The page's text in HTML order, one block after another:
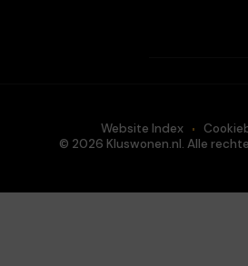
© 2026 Kluswonen.nl. Alle
Website Index